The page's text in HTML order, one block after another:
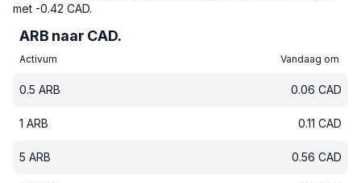
met -0.42 CAD.
ARB naar CAD.
Activum Vandaag om
0.5 ARB 0.06 CAD
1 ARB 0.11 CAD
5 ARB 0.56 CAD